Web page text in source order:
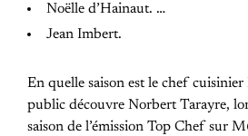
Noëlle d’Hainaut. …
Jean Imbert.
En quelle saison est le chef
public découvre Norbert Tarayre,
saison de l’émission Top Chef sur